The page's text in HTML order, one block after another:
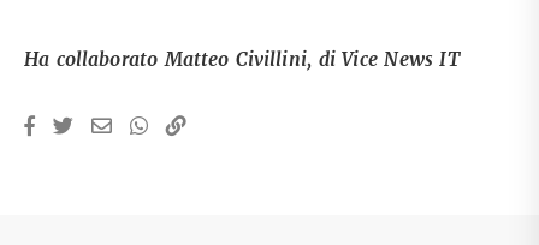
Ha collaborato Matteo Civillini, di Vice News IT